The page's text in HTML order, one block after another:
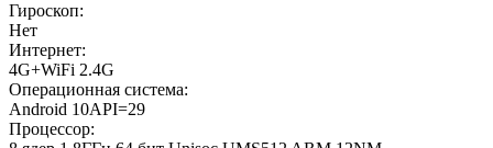
Гироскоп:
Нет
Интернет:
4G+WiFi 2.4G
Операционная система:
Android 10API=29
Процессор: